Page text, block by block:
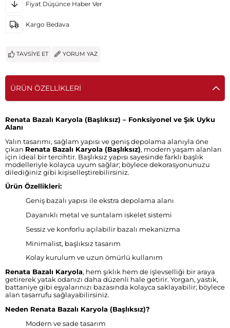
Fiyat Düşünce Haber Ver
Kargo Bedava
TAVSIYE ET YORUM YAZ
ÜRÜN ÖZELLIKLERI
Renata Bazalı Karyola (Başlıksız) – Fonksiyonel ve Şık Uyku
Alanı
Yalın tasarımı, sağlam yapısı ve geniş depolama alanıyla öne
çıkan Renata Bazalı Karyola (Başlıksız), modern yaşam alanları
için ideal bir tercihtir. Başlıksız yapısı sayesinde farklı başlık
modelleriyle kolayca uyum sağlar; böylece dekorasyonunuzu
dilediğiniz gibi kişiselleştirebilirsiniz.
Ürün Özellikleri:
Geniş bazalı yapısı ile ekstra depolama alanı
Dayanıklı metal ve suntalam iskelet sistemi
Sessiz ve konforlu açılabilir bazalı mekanizma
Minimalist, başlıksız tasarım
Kolay kurulum ve uzun ömürlü kullanım
Renata Bazalı Karyola, hem şıklık hem de işlevselliği bir araya
getirerek yatak odanızı daha düzenli hale getirir. Yorgan, yastık,
battaniye gibi eşyalarınızı bazasında kolayca saklayabilir; böylece
alan tasarrufu sağlayabilirsiniz.
Neden Renata Bazalı Karyola (Başlıksız)?
Modern ve sade tasarım